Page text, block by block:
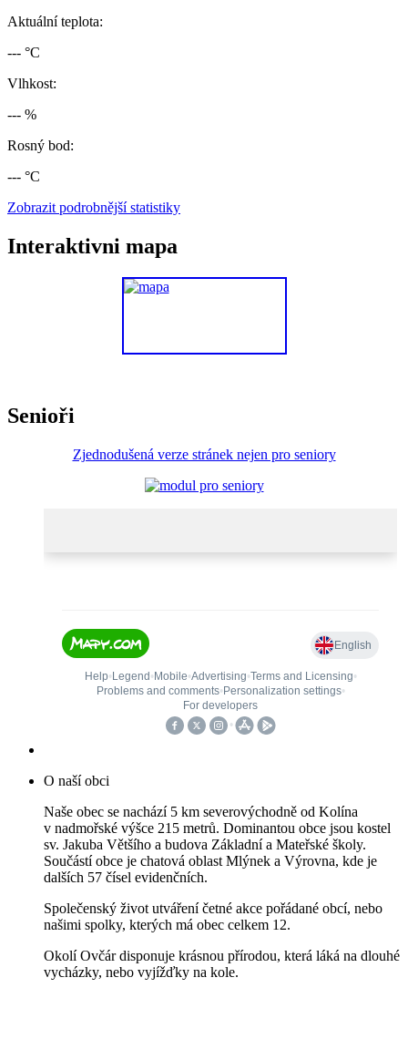
Aktuální teplota:
--- °C
Vlhkost:
--- %
Rosný bod:
--- °C
Zobrazit podrobnější statistiky
Interaktivni mapa
Senioři
Zjednodušená verze stránek nejen pro seniory
O naší obci
Naše obec se nachází 5 km severovýchodně od Kolína
v nadmořské výšce 215 metrů. Dominantou obce jsou kostel
sv. Jakuba Většího a budova Základní a Mateřské školy.
Součástí obce je chatová oblast Mlýnek a Výrovna, kde je
dalších 57 čísel evidenčních.
Společenský život utváření četné akce pořádané obcí, nebo
našimi spolky, kterých má obec celkem 12.
Okolí Ovčár disponuje krásnou přírodou, která láká na dlouhé
vycházky, nebo vyjížďky na kole.